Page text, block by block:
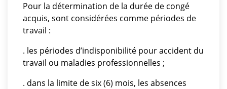
Pour la détermination de la durée de congé
acquis, sont considérées comme périodes de
travail :
. les périodes d’indisponibilité pour accident du
travail ou maladies professionnelles ;
. dans la limite de six (6) mois, les absences